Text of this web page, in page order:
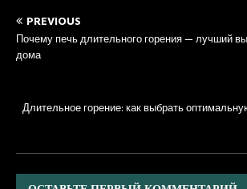
PREVIOUS
Почему печь длительного горения — лучший
дома
Длительное горение: как выбрать